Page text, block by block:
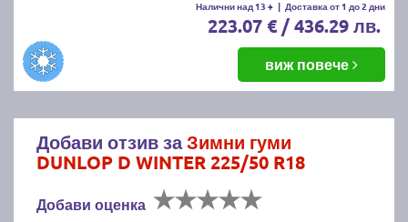
Налични над 13 + | Доставка от 1 до 2 дни
223.07 € / 436.29 лв.
виж повече
Добави отзив заЗимни гуми
DUNLOP D WINTER 225/50 R18
Добави оценка